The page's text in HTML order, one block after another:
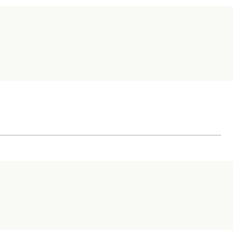
จังหวัดลำพูน". KKU Scien
อการกระจายของชนิดไม้
จังหวัดลำพูน. คณะวิทยาศา
นแก่น:ม.ป.ท. 2026. 10.14